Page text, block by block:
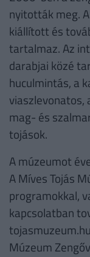
nyitották meg.
kiállított és
tartalmaz. Az
darabjai közé
huculmintás, a
mag- és
tojások.
A múzeumot
A Míves Tojás
programokkal,
kapcsolatban
Múzeum